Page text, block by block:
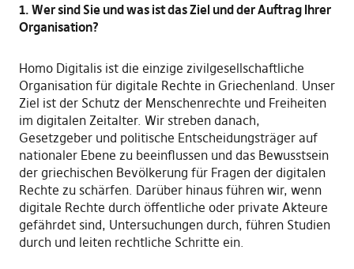
1. Wer sind Sie und was ist das Ziel und der Auftrag Ihrer
Organisation?
Homo Digitalis ist die einzige zivilgesellschaftliche
Organisation für digitale Rechte in Griechenland. Unser
Ziel ist der Schutz der Menschenrechte und Freiheiten
im digitalen Zeitalter. Wir streben danach,
Gesetzgeber und politische Entscheidungsträger auf
nationaler Ebene zu beeinflussen und das Bewusstsein
der griechischen Bevölkerung für Fragen der digitalen
Rechte zu schärfen. Darüber hinaus führen wir, wenn
digitale Rechte durch öffentliche oder private Akteure
gefährdet sind, Untersuchungen durch, führen Studien
durch und leiten rechtliche Schritte ein.